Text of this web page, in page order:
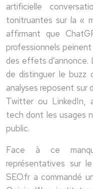
artificielle
tonitruantes sur la «
affirmant que
professionnels
des effets
de distinguer le buzz
analyses reposent sur
Twitter ou LinkedIn,
tech dont les usages
public.
Face à ce
représentatives sur
SEO.fr a commandé